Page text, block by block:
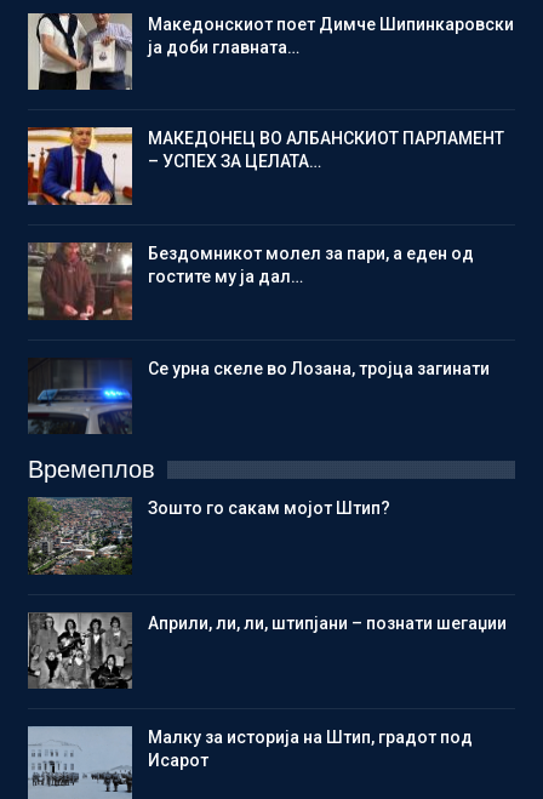
Македонскиот поет Димче Шипинкаровски
ја доби главната…
МАКЕДОНЕЦ ВО АЛБАНСКИОТ ПАРЛАМЕНТ
– УСПЕХ ЗА ЦЕЛАТА…
Бездомникот молел за пари, а еден од
гостите му ја дал…
Се урна скеле во Лозана, тројца загинати
Времеплов
Зошто го сакам мојот Штип?
Aприли, ли, ли, штипјани – познати шегаџии
Малку за историја на Штип, градот под
Исарот